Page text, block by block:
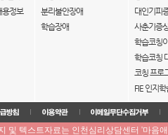
용정보
분리불안장애
학습장애
대인기피
사춘기증
학습코칭
학습코칭
코칭 프로
FIE 인지
및 텍스트자료는 인천심리상담센터 '마음